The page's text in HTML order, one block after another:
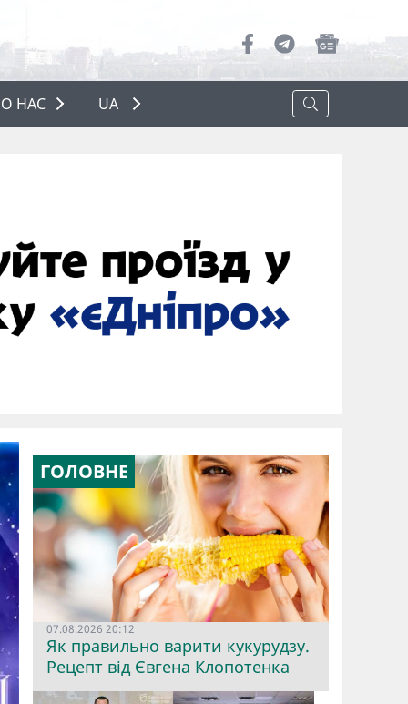
НАС
НАС
UA
ГОЛОВНЕ
07.08.2026 20:12
Як правильно варити кукурудзу.
Рецепт від Євгена Клопотенка